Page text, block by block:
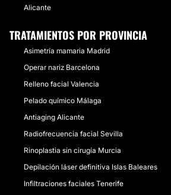
Alicante
TRATAMIENTOS POR PROVINCIA
Asimetría mamaria Madrid
Operar nariz Barcelona
Relleno facial Valencia
Pelado químico Málaga
Antiaging Alicante
Radiofrecuencia facial Sevilla
Rinoplastia sin cirugía Murcia
Depilación láser definitiva Islas Baleares
Infiltraciones faciales Tenerife